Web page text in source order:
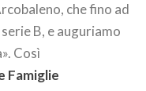
che fino ad
B, e auguriamo
Così
Famiglie